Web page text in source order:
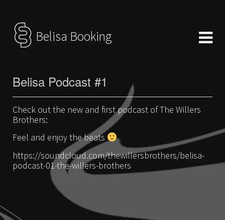
Belisa Booking
Belisa Podcast #1
Check out the new and first podcast of The Willers
Brothers:
Feel and enjoy the beats
https://soundcloud.com/thewillersbrothers/belisa-
podcast-01-the-willers-brothers